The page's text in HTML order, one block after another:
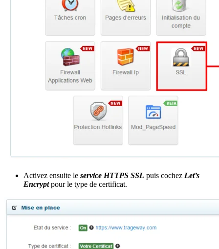
Activez ensuite le service HTTPS SSL puis cochez Let’s
Encryptpour le type de certificat.